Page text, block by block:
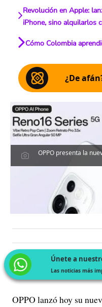
Revolución en Apple:
iPhone, sino alquilarlos
Cómo Colombia
¿De
OPPO presenta la
Únete a
Las noticias más
OPPO lanzó hoy su